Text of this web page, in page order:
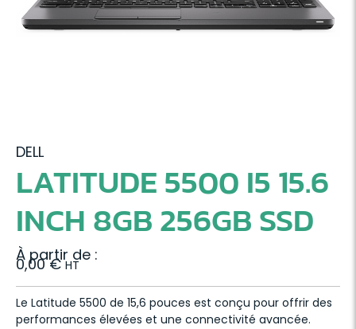
DELL
LATITUDE 5500 I5 15.6
INCH 8GB 256GB SSD
À partir de :
0,00€ HT
Le Latitude 5500 de 15,6 pouces est conçu pour offrir des
performances élevées et une connectivité avancée.